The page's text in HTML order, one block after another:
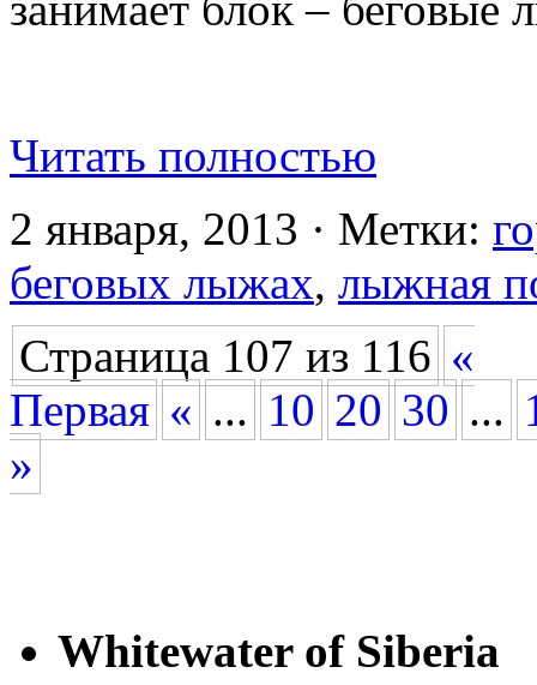
Читать полностью
2 января, 2013 · Метки:
беговых лыжах, лыжная
Страница 107 из 116 «
Первая « ... 10 20 30 ...
»
Whitewater of Siberia